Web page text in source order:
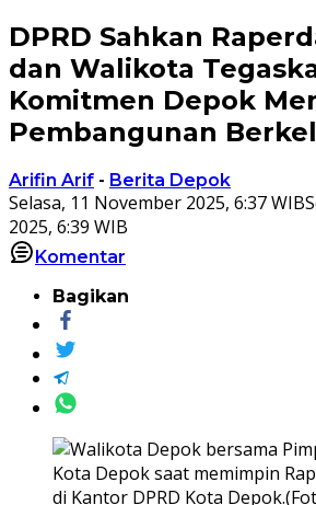
DPRD Sahkan
dan Walikota
Komitmen Depok
Pembangunan
Arifin Arif - Berita Depok
Selasa, 11 November 2025, 6:37 WIB
2025, 6:39 WIB
Komentar
Bagikan